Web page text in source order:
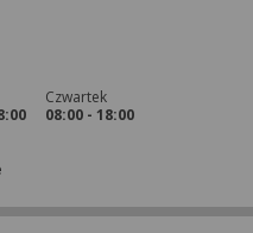
Czwartek
08:00 - 18:00